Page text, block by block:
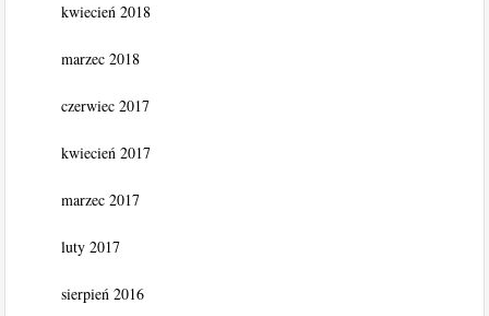
kwiecień 2018
marzec 2018
czerwiec 2017
kwiecień 2017
marzec 2017
luty 2017
sierpień 2016